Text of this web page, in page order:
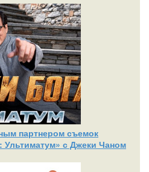
партнером съемок
с Джеки Чаном